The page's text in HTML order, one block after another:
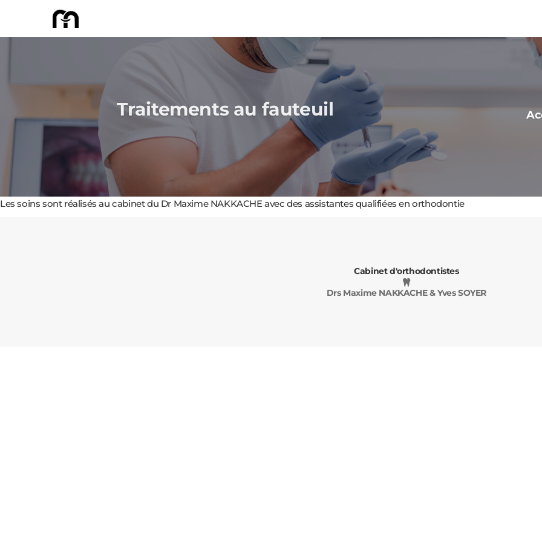
Traitements au fauteuil
Les soins sont réalisés au cabinet du Dr Maxime NAKKACHE avec des assistantes qualifiées en orthodontie
Cabinet d'orthodontistes
Drs Maxime NAKKACHE & Yves SOYER